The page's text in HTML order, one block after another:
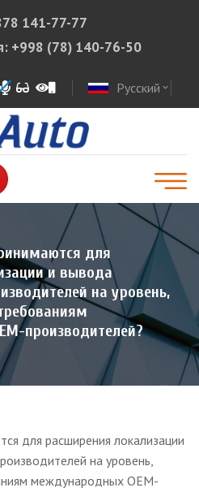
141-77-77
+998 (78) 140-76-50
Русский expand_more
для
и вывода
на уровень,
производителей?
для расширения локализации
на уровень,
международных OEM-